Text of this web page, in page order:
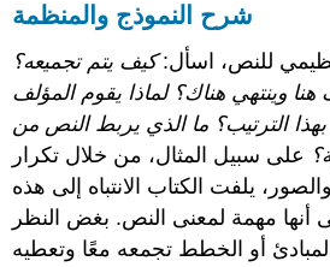
شرح النموذج والمنظمة
للنص، اسأل:كيف يتم تجميعه؟
هنا وينتهي هناك؟ لماذا يقوم المؤلف
الترتيب؟ ما الذي يربط النص من
على سبيل المثال، من خلال تكرار
يلفت الكتاب الانتباه إلى هذه
أنها مهمة لمعنى النص. بغض النظر
أو الخطط تجمعه معًا وتعطيه